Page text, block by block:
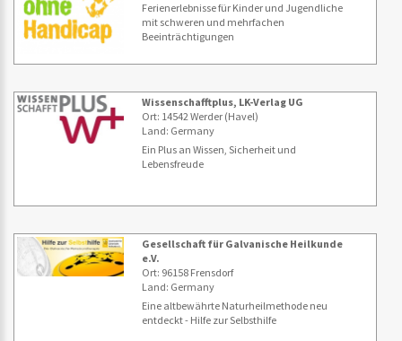
Ferienerlebnisse für Kinder und Jugendliche
mit schweren und mehrfachen
Beeinträchtigungen
Wissenschafftplus, LK-Verlag UG
Ort: 14542 Werder (Havel)
Land: Germany
Ein Plus an Wissen, Sicherheit und
Lebensfreude
Gesellschaft für Galvanische Heilkunde
e.V.
Ort: 96158 Frensdorf
Land: Germany
Eine altbewährte Naturheilmethode neu
entdeckt - Hilfe zur Selbsthilfe